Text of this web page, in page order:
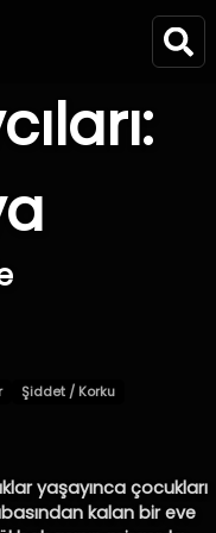
Şiddet / Korku
yaşayınca çocukları
kalan bir eve